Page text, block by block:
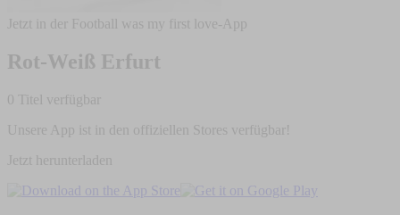
Jetzt in der Football was my first love-App
Rot-Weiß Erfurt
0 Titel verfügbar
Unsere App ist in den offiziellen Stores verfügbar!
Jetzt herunterladen